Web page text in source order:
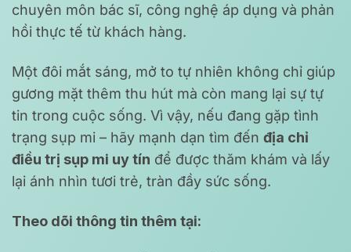
chuyên môn bác sĩ, công nghệ áp dụng và phản
hồi thực tế từ khách hàng.
Một đôi mắt sáng, mở to tự nhiên không chỉ giúp
gương mặt thêm thu hút mà còn mang lại sự tự
tin trong cuộc sống. Vì vậy, nếu đang gặp tình
trạng sụp mi – hãy mạnh dạn tìm đến địa chỉ
điều trị sụp mi uy tín để được thăm khám và lấy
lại ánh nhìn tươi trẻ, tràn đầy sức sống.
Theo dõi thông tin thêm tại: